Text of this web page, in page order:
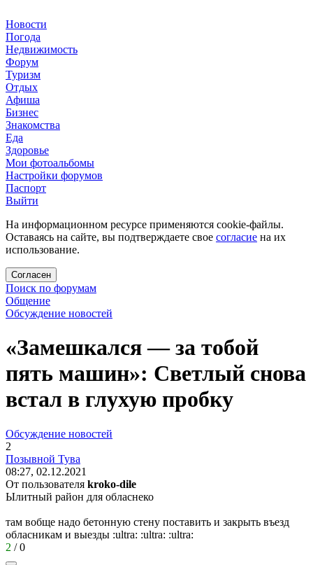
Новости
Погода
Недвижимость
Форум
Туризм
Отдых
Афиша
Бизнес
Знакомства
Еда
Здоровье
Мои фотоальбомы
Настройки форумов
Паспорт
Выйти
На информационном ресурсе применяются cookie-файлы.
Оставаясь на сайте, вы подтверждаете свое согласие на их
использование.
Согласен
Поиск по форумам
Общение
Обсуждение новостей
«Замешкался — за тобой
пять машин»: Светлый снова
встал в глухую пробку
Обсуждение новостей
2
Позывной Тува
08:27, 02.12.2021
От пользователя kroko-dile
Ылитный район для обласнеко
там вобще надо бетонную стену поставить и закрыть въезд
обласникам и выезды :ultra: :ultra: :ultra:
2 /0